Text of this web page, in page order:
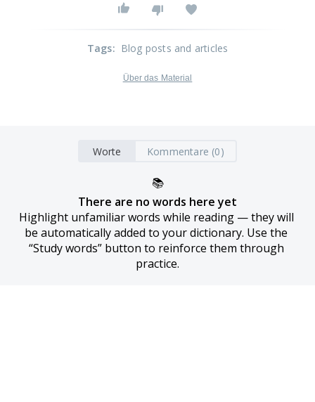
Tags: Blog posts and articles
Über das Material
Worte Kommentare (0)
📚
There are no words here yet
Highlight unfamiliar words while reading — they will
be automatically added to your dictionary. Use the
“Study words” button to reinforce them through
practice.